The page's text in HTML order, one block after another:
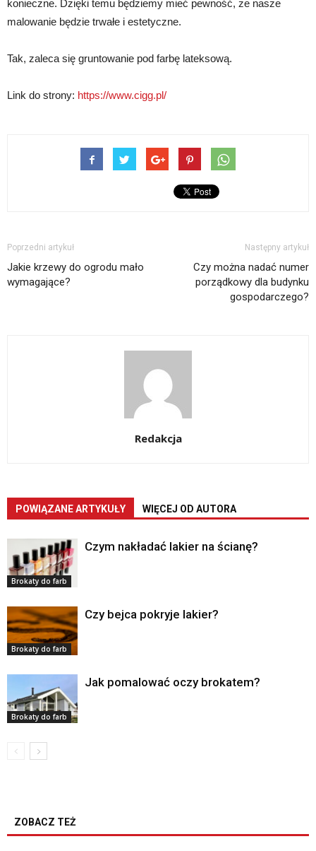
konieczne. Dzięki temu będziemy mieć pewność, że nasze
malowanie będzie trwałe i estetyczne.
Tak, zaleca się gruntowanie pod farbę lateksową.
Link do strony: https://www.cigg.pl/
Poprzedni artykuł
Jakie krzewy do ogrodu mało
wymagające?
Następny artykuł
Czy można nadać numer
porządkowy dla budynku
gospodarczego?
Redakcja
POWIĄZANE ARTYKUŁY WIĘCEJ OD AUTORA
Brokaty do farb
Czym nakładać lakier na ścianę?
Brokaty do farb
Czy bejca pokryje lakier?
Brokaty do farb
Jak pomalować oczy brokatem?
ZOBACZ TEŻ